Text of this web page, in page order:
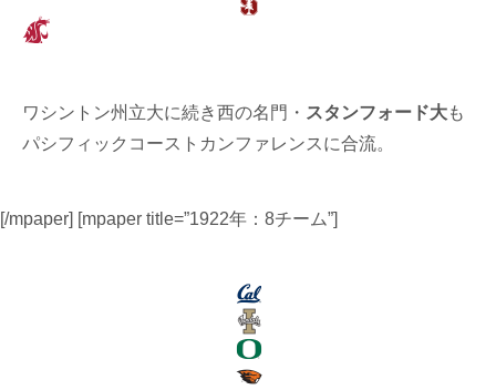
ワシントン州立大に続き西の名門・ スタンフォード大も
パシフィックコーストカンファレンスに合流。
[/mpaper] [mpaper title=”1922年：8チーム”]